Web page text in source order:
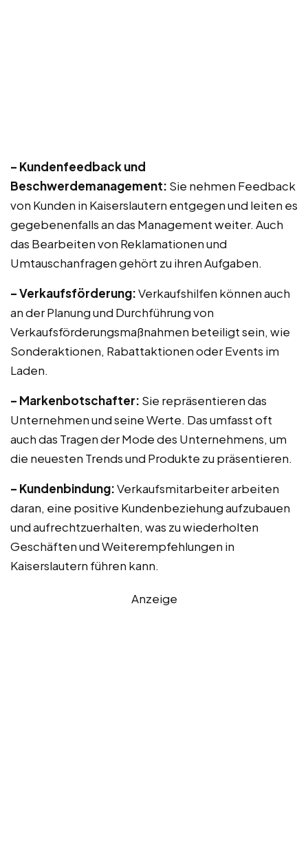
– Kundenfeedback und
Beschwerdemanagement: Sie nehmen Feedback
von Kunden in Kaiserslautern entgegen und leiten es
gegebenenfalls an das Management weiter. Auch
das Bearbeiten von Reklamationen und
Umtauschanfragen gehört zu ihren Aufgaben.
– Verkaufsförderung:Verkaufshilfen können auch
an der Planung und Durchführung von
Verkaufsförderungsmaßnahmen beteiligt sein, wie
Sonderaktionen, Rabattaktionen oder Events im
Laden.
– Markenbotschafter: Sie repräsentieren das
Unternehmen und seine Werte. Das umfasst oft
auch das Tragen der Mode des Unternehmens, um
die neuesten Trends und Produkte zu präsentieren.
– Kundenbindung:Verkaufsmitarbeiter arbeiten
daran, eine positive Kundenbeziehung aufzubauen
und aufrechtzuerhalten, was zu wiederholten
Geschäften und Weiterempfehlungen in
Kaiserslautern führen kann.
Anzeige